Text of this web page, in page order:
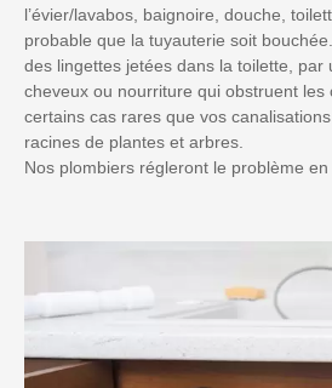
l’évier/lavabos, baignoire, douche,
probable que la tuyauterie soit
des lingettes jetées dans la toilette, par
cheveux ou nourriture qui obstruent les
certains cas rares que vos
racines de plantes et arbres.
Nos plombiers régleront le problème en